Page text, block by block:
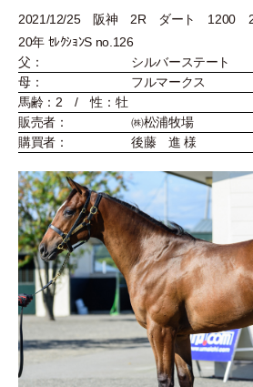
2021/12/25 阪神 2R ダート 1200 2
20年 ｾﾚｸｼｮﾝS no.126
父：
シルバーステート
母：
フルマークス
馬齢：2 / 性：牡
販売者：
㈱松浦牧場
購買者：
後藤 進 様